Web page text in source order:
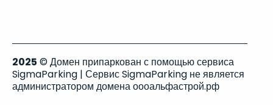
2025 © Домен припаркован с помощью сервиса
SigmaParking | Сервис SigmaParking не является
администратором домена оооальфастрой.рф